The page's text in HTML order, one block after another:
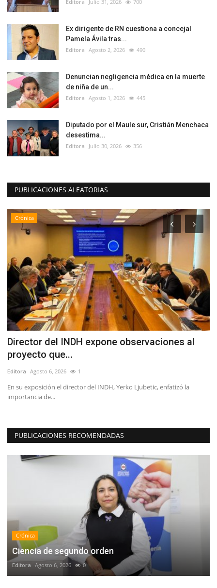
Editora Julio 31, 2026 700
Ex dirigente de RN cuestiona a concejal
Pamela Ávila tras...
Editora Agosto 2, 2026 490
Denuncian negligencia médica en la muerte
de niña de un...
Editora Agosto 1, 2026 445
Diputado por el Maule sur, Cristián Menchaca
desestima...
Editora Julio 30, 2026 356
PUBLICACIONES ALEATORIAS
Crónica
Director del INDH expone observaciones al
proyecto que...
Editora Agosto 6, 2026 1
En su exposición el director del INDH, Yerko Ljubetic, enfatizó la
importancia de...
PUBLICACIONES RECOMENDADAS
Crónica
Ciencia de segundo orden
Editora Agosto 6, 2026 0